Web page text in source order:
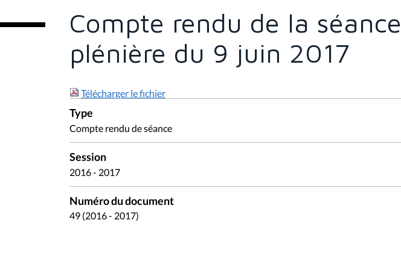
s
i
:
Compte rendu de la séance
plénière du 9 juin 2017
Télécharger le fichier
Type
Compte rendu de séance
Session
2016 - 2017
Numéro du document
49 (2016 - 2017)